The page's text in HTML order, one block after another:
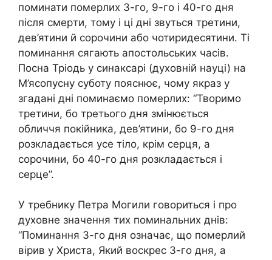
поминати помepлих 3-го, 9-го і 40-го дня
після смеpти, тому і ці дні звуться третини,
дев’я­тини й сорочини або чотиридесятини. Ті
поминання сягають апос­тольських часів.
Посна Тріодь у синаксарі (духовній науці) на
М’ясопусну суботу пояснює, чому якраз у
згадані дні поминаємо помepлих: “Творимо
третини, бо третього дня змінюється
обличчя покійника, дев’ятини, бо 9-го дня
розкладається усе тіло, крім серця, а
сорочини, бо 40-го дня розкладається і
серце”.
У требнику Петра Могили говориться і про
духовне значення тих поминальних днів:
“Поминання 3-го дня означає, що помepлий
вірив у Христа, Який воскрес 3-го дня, а